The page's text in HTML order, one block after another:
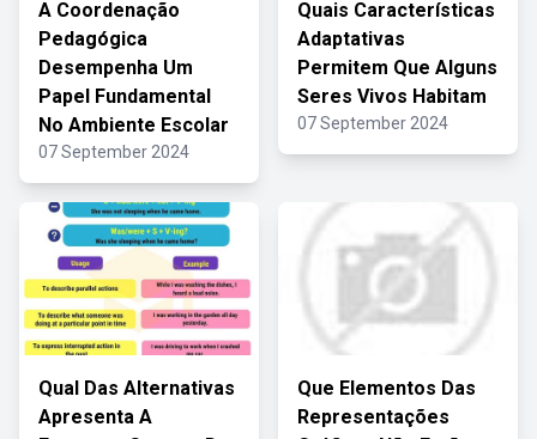
A Coordenação
Pedagógica
Desempenha Um
Papel Fundamental
No Ambiente Escolar
07 September 2024
Quais Características
Adaptativas
Permitem Que Alguns
Seres Vivos Habitam
07 September 2024
Qual Das Alternativas
Apresenta A
Que Elementos Das
Representações